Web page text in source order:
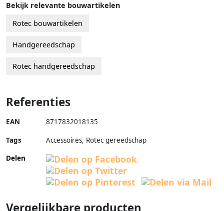
Bekijk relevante bouwartikelen
Rotec bouwartikelen
Handgereedschap
Rotec handgereedschap
Referenties
EAN 8717832018135
Tags
Accessoires, Rotec gereedschap
Delen